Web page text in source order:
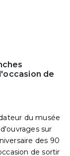
de
du musée
sur
des 90
de sortir